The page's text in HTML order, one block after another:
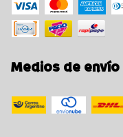
Medios de envío